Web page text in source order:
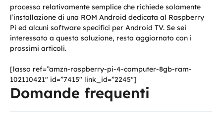
processo relativamente semplice che richiede solamente
l’installazione di una ROM Android dedicata al Raspberry
Pi ed alcuni software specifici per Android TV. Se sei
interessato a questa soluzione, resta aggiornato con i
prossimi articoli.
[lasso ref=”amzn-raspberry-pi-4-computer-8gb-ram-
102110421″ id=”7415″ link_id=”2245″]
Domande frequenti